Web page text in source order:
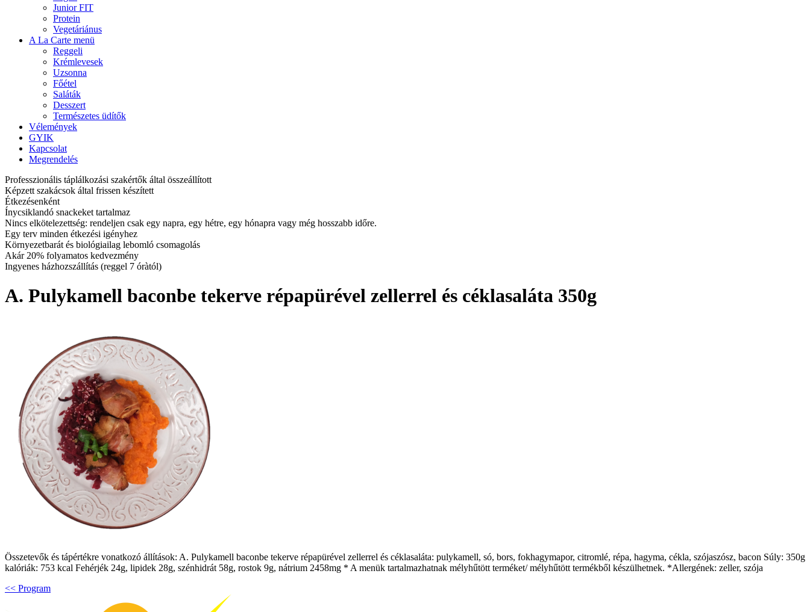
Junior FIT
Protein
Vegetáriánus
A La Carte menü
Reggeli
Krémlevesek
Uzsonna
Főétel
Saláták
Desszert
Természetes üdítők
Vélemények
GYIK
Kapcsolat
Megrendelés
Professzionális táplálkozási szakértők által összeállított
Képzett szakácsok által frissen készített
Étkezésenként
Ínycsiklandó snackeket tartalmaz
Nincs elkötelezettség: rendeljen csak egy napra, egy hétre, egy hónapra vagy még hosszabb időre.
Egy terv minden étkezési igényhez
Környezetbarát és biológiailag lebomló csomagolás
Akár 20% folyamatos kedvezmény
Ingyenes házhozszállítás (reggel 7 óràtól)
A. Pulykamell baconbe tekerve répapürével zellerrel és céklasaláta 350g
Összetevők és tápértékre vonatkozó állítások: A. Pulykamell baconbe tekerve répapürével zellerrel és céklasaláta: pulykamell, só, bors, fokhagymapor, citromlé, répa, hagyma, cékla, szójaszósz, bacon Súly: 350g
kalóriák: 753 kcal Fehérjék 24g, lipidek 28g, szénhidrát 58g, rostok 9g, nátrium 2458mg * A menük tartalmazhatnak mélyhűtött terméket/ mélyhűtött termékből készülhetnek. *Allergének: zeller, szója
<< Program